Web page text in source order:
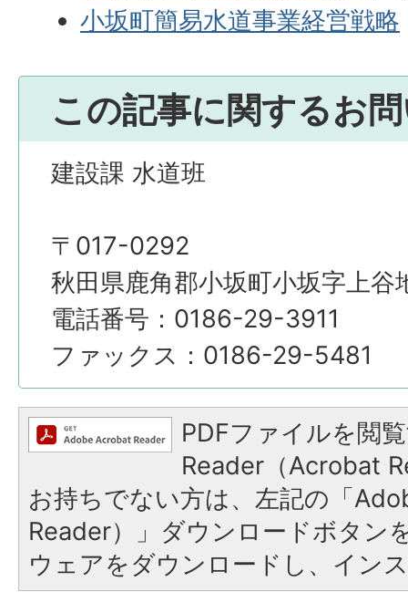
小坂町簡易水道事業経営戦略
この記事に関するお
建設課 水道班
〒017-0292
秋田県鹿角郡小坂町小坂字上谷
電話番号：0186-29-3911
ファックス：0186-29-5481
PDFファイルを閲
Reader（Acrobat
お持ちでない方は、左記の「
Reader）」ダウンロードボタン
ウェアをダウンロードし、イン